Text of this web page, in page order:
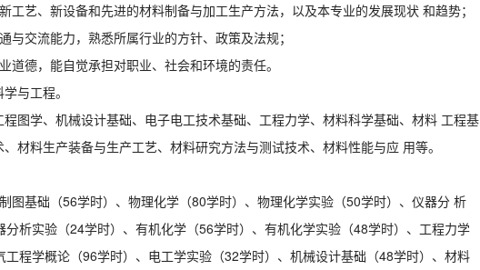
工艺、新设备和先进的材料制备与加工生产方法，以及本专业的发展现状 和趋势；
与交流能力，熟悉所属行业的方针、政策及法规；
道德，能自觉承担对职业、社会和环境的责任。
与工程。
图学、机械设计基础、电子电工技术基础、工程力学、材料科学基础、材料 工程基
材料生产装备与生产工艺、材料研究方法与测试技术、材料性能与应 用等。
图基础（56学时）、物理化学（80学时）、物理化学实验（50学时）、仪器分 析
分析实验（24学时）、有机化学（56学时）、有机化学实验（48学时）、工程力学
工程学概论（96学时）、电工学实验（32学时）、机械设计基础（48学时）、材料